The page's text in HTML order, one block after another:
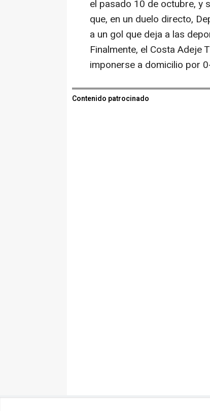
el pasado 10 de octubre, y
que, en un duelo directo,
a un gol que deja a las
Finalmente, el Costa Adeje
imponerse a domicilio por
Contenido patrocinado